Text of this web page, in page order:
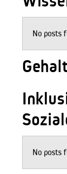
No posts
No posts